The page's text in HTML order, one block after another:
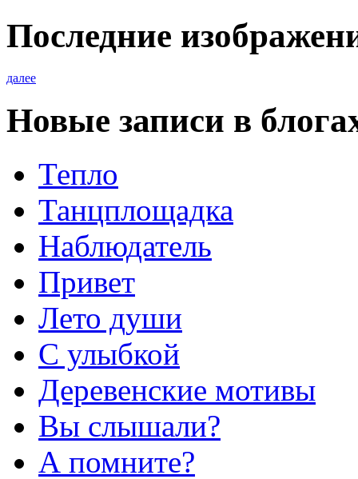
Последние
далее
Новые записи в
Тепло
Танцплощадка
Наблюдатель
Привет
Лето души
С улыбкой
Деревенские мотивы
Вы слышали?
А помните?